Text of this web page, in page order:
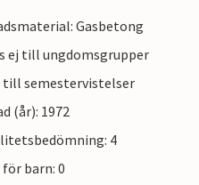
Gasbetong
ej till ungdomsgrupper
till semestervistelser
(år): 1972
4
barn: 0